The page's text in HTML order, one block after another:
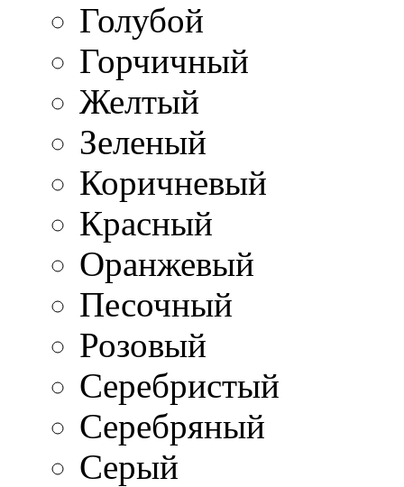
Голубой
Горчичный
Желтый
Зеленый
Коричневый
Красный
Оранжевый
Песочный
Розовый
Серебристый
Серебряный
Серый